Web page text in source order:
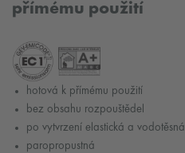
přímému použití
hotová k přímému použití
bez obsahu rozpouštědel
po vytvrzení elastická a vodotěsná
paropropustná